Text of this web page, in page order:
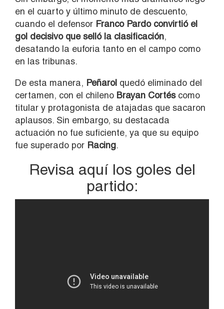
en el cuarto y último minuto de descuento,
cuando el defensor Franco Pardo convirtió el
gol decisivo que selló la clasificación,
desatando la euforia tanto en el campo como
en las tribunas.
De esta manera, Peñarol quedó eliminado del
certamen, con el chileno Brayan Cortéscomo
titular y protagonista de atajadas que sacaron
aplausos. Sin embargo, su destacada
actuación no fue suficiente, ya que su equipo
fue superado por Racing.
Revisa aquí los goles del
partido: